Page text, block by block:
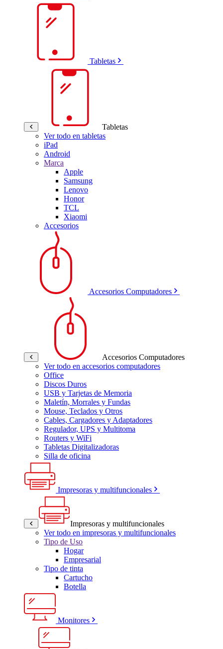
Tabletas
Tabletas
Ver todo en tabletas
iPad
Android
Marca
Apple
Samsung
Lenovo
Honor
TCL
Xiaomi
Accesorios
Accesorios Computadores
Accesorios Computadores
Ver todo en accesorios computadores
Office
Discos Duros
USB y Tarjetas de Memoria
Maletín, Morrales y Fundas
Mouse, Teclados y Otros
Cables, Cargadores y Adaptadores
Regulador, UPS y Multitoma
Routers y WiFi
Tabletas Digitalizadoras
Silla de oficina
Impresoras y multifuncionales
Impresoras y multifuncionales
Ver todo en impresoras y multifuncionales
Tipo de Uso
Hogar
Empresarial
Tipo de tinta
Cartucho
Botella
Monitores